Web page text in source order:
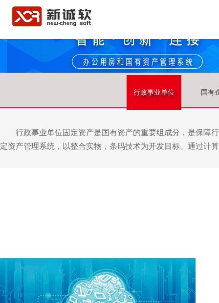
行政事业单位 国有
行政事业单位固定资产是国有资产的重要组成分，是保障
定资产管理系统，以整合实物，条码技术为开发目标。通过计